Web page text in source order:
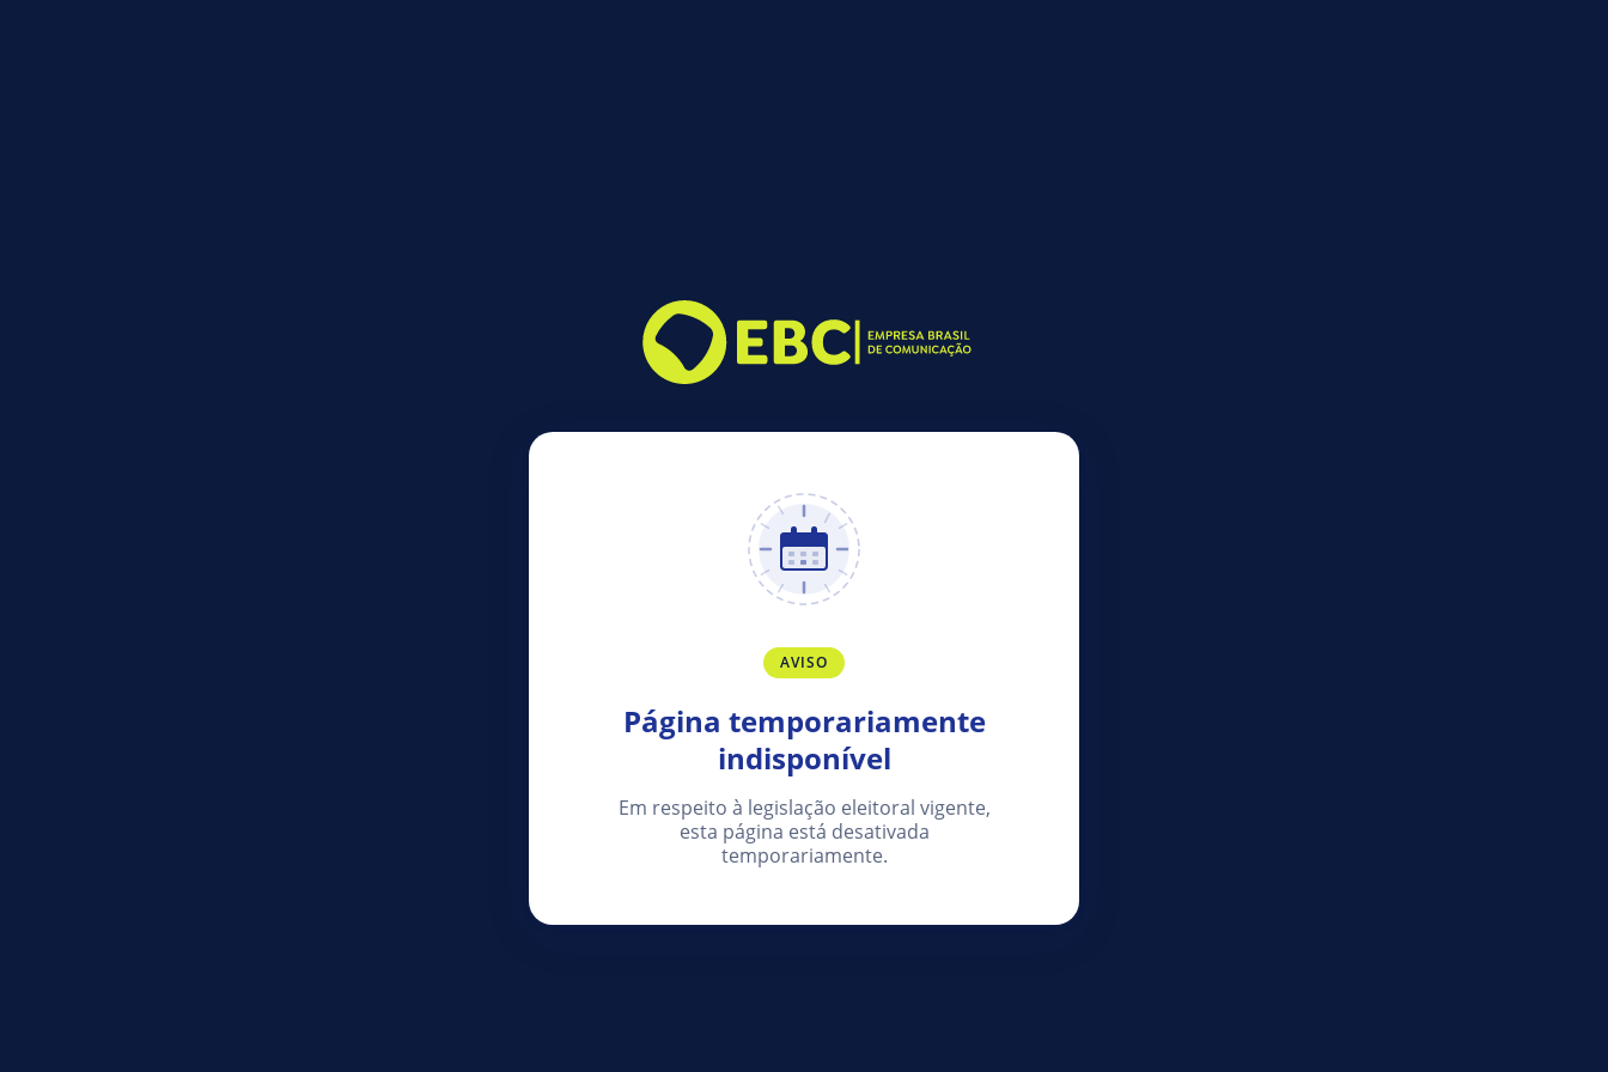
AVISO
Página temporariamente
indisponível
Em respeito à legislação eleitoral vigente,
esta página está desativada
temporariamente.